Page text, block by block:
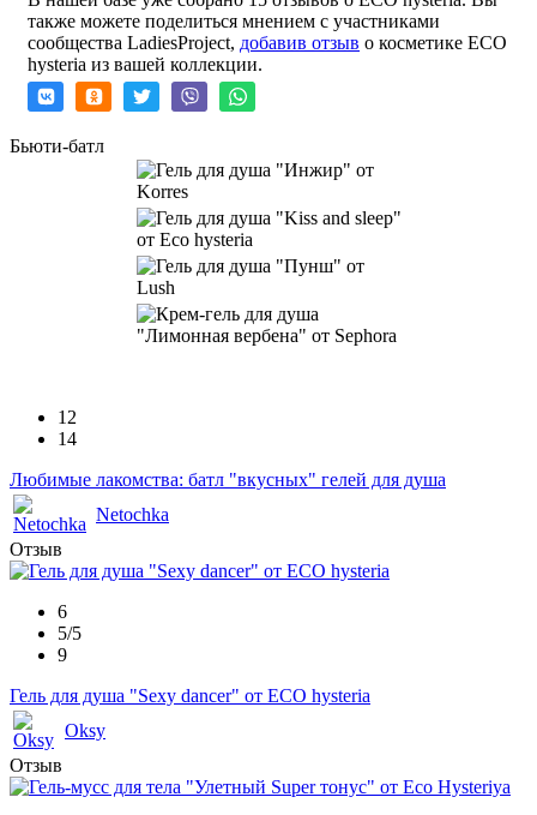
также можете поделиться мнением с участниками
сообщества LadiesProject, добавив отзыв о косметике ECO
hysteria из вашей коллекции.
Бьюти-батл
12
14
Любимые лакомства: батл "вкусных" гелей для душа
Netochka
Отзыв
6
5/5
9
Гель для душа "Sexy dancer" от ECO hysteria
Oksy
Отзыв